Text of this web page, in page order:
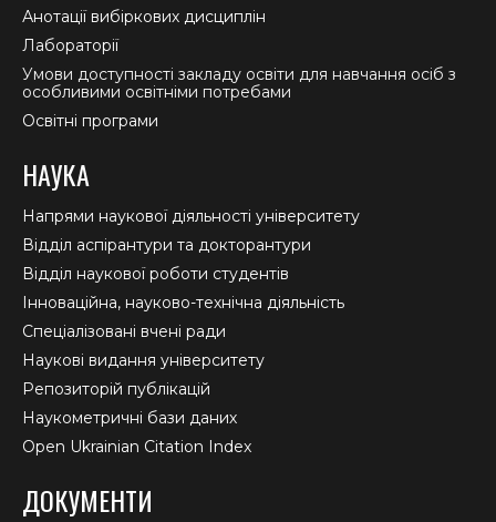
Анотації вибіркових дисциплін
Лабораторії
Умови доступності закладу освіти для навчання осіб з
особливими освітніми потребами
Освітні програми
НАУКА
Напрями наукової діяльності університету
Відділ аспірантури та докторантури
Відділ наукової роботи студентів
Інноваційна, науково-технічна діяльність
Спеціалізовані вчені ради
Наукові видання університету
Репозиторій публікацій
Наукометричні бази даних
Open Ukrainian Citation Index
ДОКУМЕНТИ